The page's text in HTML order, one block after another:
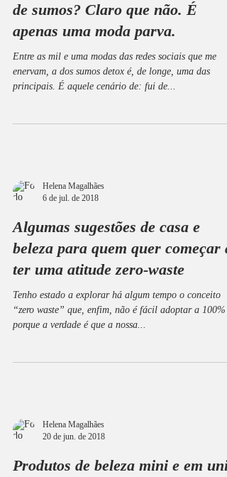
de sumos? Claro que não. É
apenas uma moda parva.
Entre as mil e uma modas das redes sociais que me
enervam, a dos sumos detox é, de longe, uma das
principais. É aquele cenário de: fui de...
Helena Magalhães
6 de jul. de 2018
Algumas sugestões de casa e
beleza para quem quer começar a
ter uma atitude zero-waste
Tenho estado a explorar há algum tempo o conceito
“zero waste” que, enfim, não é fácil adoptar a 100%
porque a verdade é que a nossa...
Helena Magalhães
20 de jun. de 2018
Produtos de beleza mini e em uni-